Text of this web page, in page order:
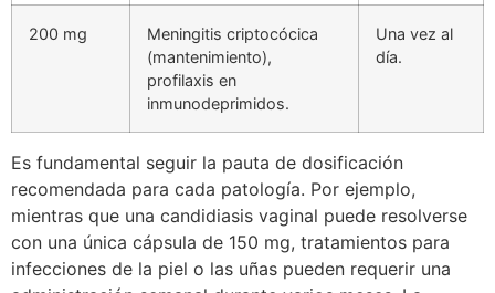
200 mg
Meningitis criptocócica
(mantenimiento),
profilaxis en
inmunodeprimidos.
Una vez al
día.
Es fundamental seguir la pauta de dosificación
recomendada para cada patología. Por ejemplo,
mientras que una candidiasis vaginal puede resolverse
con una única cápsula de 150 mg, tratamientos para
infecciones de la piel o las uñas pueden requerir una